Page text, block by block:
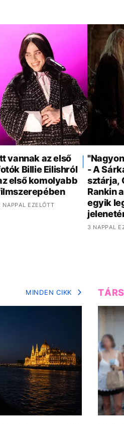
vannak az első
Billie Eilishról
első komolyabb
NAPPAL EZELŐTT
- A
sztárja,
Rankin
egyik
3 NAPPAL
MINDEN CIKK